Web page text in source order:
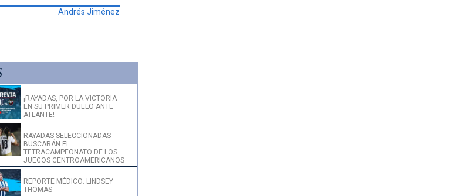
Andrés Jiménez
¡RAYADAS, POR LA VICTORIA
EN SU PRIMER DUELO ANTE
ATLANTE!
RAYADAS SELECCIONADAS
BUSCARÁN EL
TETRACAMPEONATO DE LOS
JUEGOS CENTROAMERICANOS
REPORTE MÉDICO: LINDSEY
THOMAS